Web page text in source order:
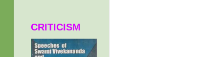
CRITICISM